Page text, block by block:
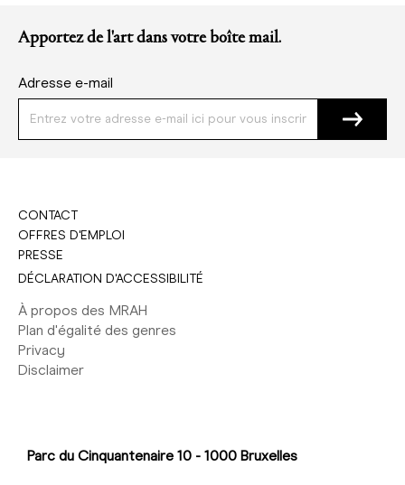
Apportez de l'art dans votre boîte mail.
Adresse e-mail
CONTACT
OFFRES D'EMPLOI
PRESSE
DÉCLARATION D'ACCESSIBILITÉ
À propos des MRAH
Plan d'égalité des genres
Privacy
Disclaimer
Parc du Cinquantenaire 10 - 1000 Bruxelles